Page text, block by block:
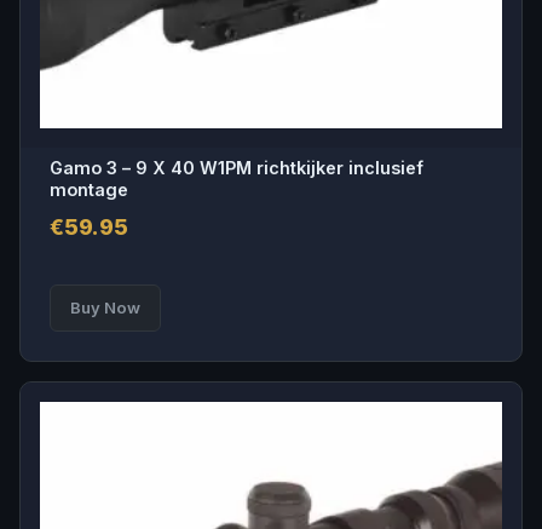
Gamo 3 – 9 X 40 W1PM richtkijker inclusief
montage
€59.95
Buy Now